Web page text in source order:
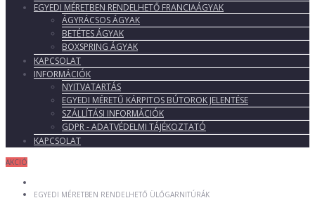
EGYEDI MÉRETBEN RENDELHETŐ FRANCIAÁGYAK
ÁGYRÁCSOS ÁGYAK
BETÉTES ÁGYAK
BOXSPRING ÁGYAK
KAPCSOLAT
INFORMÁCIÓK
NYITVATARTÁS
EGYEDI MÉRETŰ KÁRPITOS BÚTOROK JELENTÉSE
SZÁLLÍTÁSI INFORMÁCIÓK
GDPR - ADATVÉDELMI TÁJÉKOZTATÓ
KAPCSOLAT
AKCIÓ
EGYEDI MÉRETBEN RENDELHETŐ ÜLŐGARNITÚRÁK